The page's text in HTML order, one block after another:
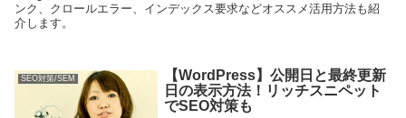
ンク、クロールエラー、インデックス要求などオススメ活用方法も紹
介します。
SEO対策/SEM
【WordPress】公開日と最終更新
日の表示方法！リッチスニペット
でSEO対策も